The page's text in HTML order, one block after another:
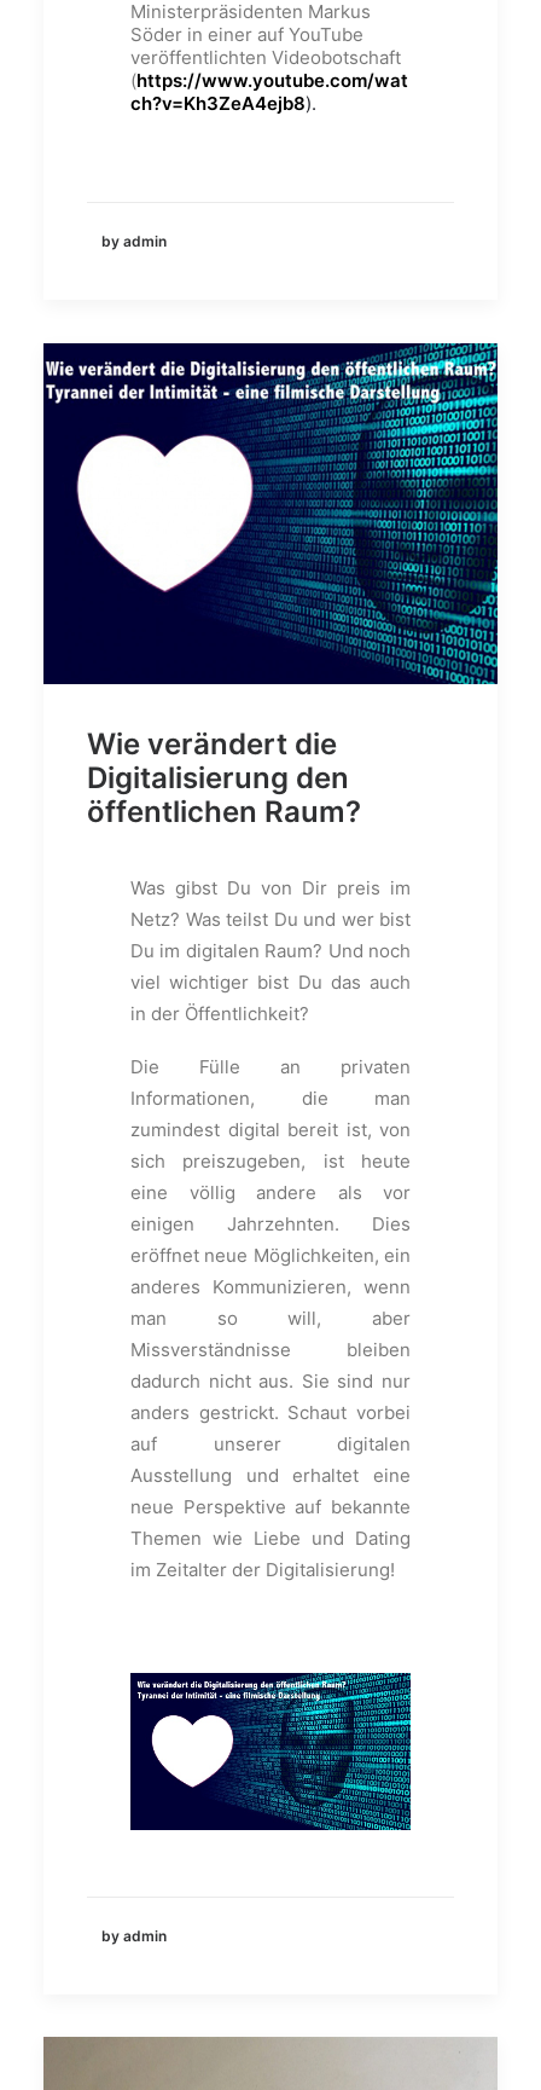
Ministerpräsidenten Markus
Söder in einer auf YouTube
veröffentlichten Videobotschaft
(https://www.youtube.com/wat
ch?v=Kh3ZeA4ejb8).
by admin
Wie verändert die
Digitalisierung den
öffentlichen Raum?
Was gibst Du von Dir preis im
Netz? Was teilst Du und wer bist
Du im digitalen Raum? Und noch
viel wichtiger bist Du das auch
in der Öffentlichkeit?
Die Fülle an privaten
Informationen, die man
zumindest digital bereit ist, von
sich preiszugeben, ist heute
eine völlig andere als vor
einigen Jahrzehnten. Dies
eröffnet neue Möglichkeiten, ein
anderes Kommunizieren, wenn
man so will, aber
Missverständnisse bleiben
dadurch nicht aus. Sie sind nur
anders gestrickt. Schaut vorbei
auf unserer digitalen
Ausstellung und erhaltet eine
neue Perspektive auf bekannte
Themen wie Liebe und Dating
im Zeitalter der Digitalisierung!
by admin